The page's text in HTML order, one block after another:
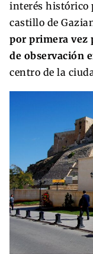
interés histórico
castillo de
por primera vez
de observación
centro de la